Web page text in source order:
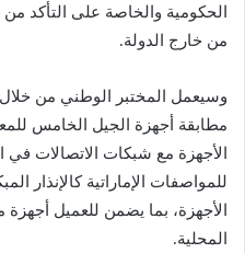
الحكومية والخاصة على التأكد من
من خارج الدولة.
وسيعمل المختبر الوطني من
مطابقة أجهزة الجيل الخامس
الأجهزة مع شبكات الاتصالات في
للمواصفات الإماراتية كالإنذار
الأجهزة، بما يضمن للعميل أجهزة
المحلية.